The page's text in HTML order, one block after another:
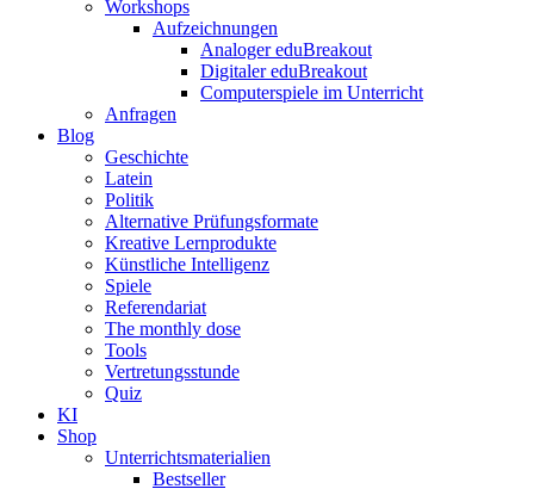
Workshops
Aufzeichnungen
Analoger eduBreakout
Digitaler eduBreakout
Computerspiele im Unterricht
Anfragen
Blog
Geschichte
Latein
Politik
Alternative Prüfungsformate
Kreative Lernprodukte
Künstliche Intelligenz
Spiele
Referendariat
The monthly dose
Tools
Vertretungsstunde
Quiz
KI
Shop
Unterrichtsmaterialien
Bestseller